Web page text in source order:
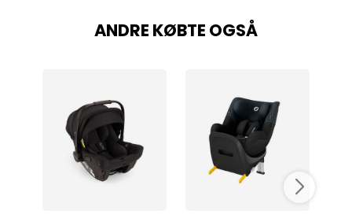
ANDRE KØBTE OGSÅ